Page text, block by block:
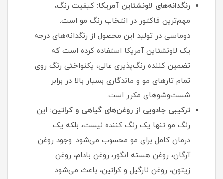
رنگدانه‌های لاونشتاین آمریکا: کیفیت رنگ،
مهم‌ترین فاکتور در انتخاب رنگ مو است.
دوماسی در تولید این محصول از رنگدانه‌های درجه
یک لاونشتاین آمریکا استفاده کرده است که
تضمین‌ کننده رنگ‌پذیری عالی، یکنواختی رنگ روی
تمام تارهای مو و ماندگاری بسیار بالا در برابر
شست‌وشوهای مکرر است.
ترکیبی جادویی از روغن‌های گیاهی و کراتین: این
رنگ مو تنها یک رنگ‌ کننده نیست، بلکه یک
درمان کامل برای مو محسوب می‌شود. وجود روغن
آرگان، روغن هسته انگور، روغن بادام، روغن
زیتون، روغن نارگیل و کراتین، باعث می‌شود